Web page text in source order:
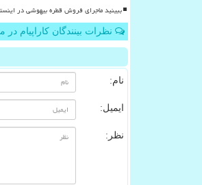
ببینید ماجرای فروش قطره بیهوشی در
نظرات بینندگان کاراپیام
نام:
ایمیل:
نظر: